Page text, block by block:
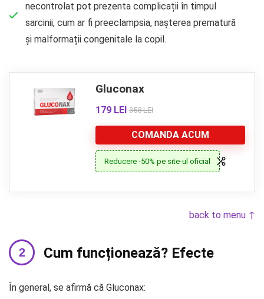
necontrolat pot prezenta complicații în timpul
sarcinii, cum ar fi preeclampsia, nașterea prematură
și malformații congenitale la copil.
Gluconax
179 LEI 358 LEI
COMANDA ACUM
Reducere -50% pe site-ul oficial
back to menu ↑
Cum funcționează? Efecte
În general, se afirmă că Gluconax: